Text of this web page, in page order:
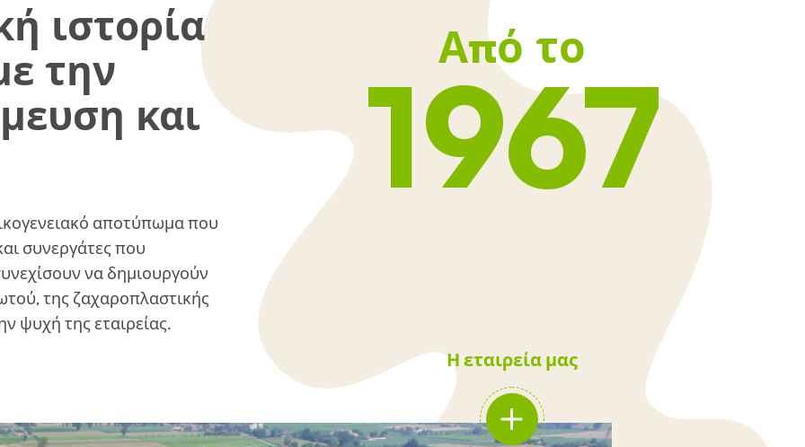
ιστορία
την
και
αποτύπωμα που
συνεργάτες που
να δημιουργούν
της ζαχαροπλαστικής
ψυχή της εταιρείας.
Από το
1967
Η εταιρεία μας